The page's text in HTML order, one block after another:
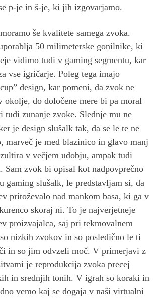
p-je in š-je, ki jih izgovarjamo.
še kvalitete samega zvoka.
50 milimeterske gonilnike, ki
vidimo tudi v gaming segmentu, kar
vse igričarje. Poleg tega imajo
design, kar pomeni, da zvok ne
okolje, do določene mere bi pa moral
tudi zunanje zvoke. Slednje mu ne
je design slušalk tak, da se le te ne
marveč je med blazinico in glavo manj
v večjem udobju, ampak tudi
Sam zvok bi opisal kot nadpovprečno
gaming slušalk, le predstavljam si, da
pritoževalo nad mankom basa, ki ga v
skoraj ni. To je najverjetneje
proizvajalca, saj pri tekmovalnem
nizkih zvokov in so posledično le ti
in so jim odvzeli moč. V primerjavi z
je reprodukcija zvoka precej
in srednjih tonih. V igrah so koraki in
vemo kaj se dogaja v naši virtualni